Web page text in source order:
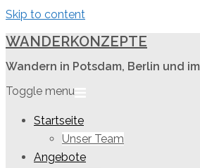
Skip to content
WANDERKONZEPTE
Wandern in Potsdam, Berlin und
Toggle menu
Startseite
Unser Team
Angebote